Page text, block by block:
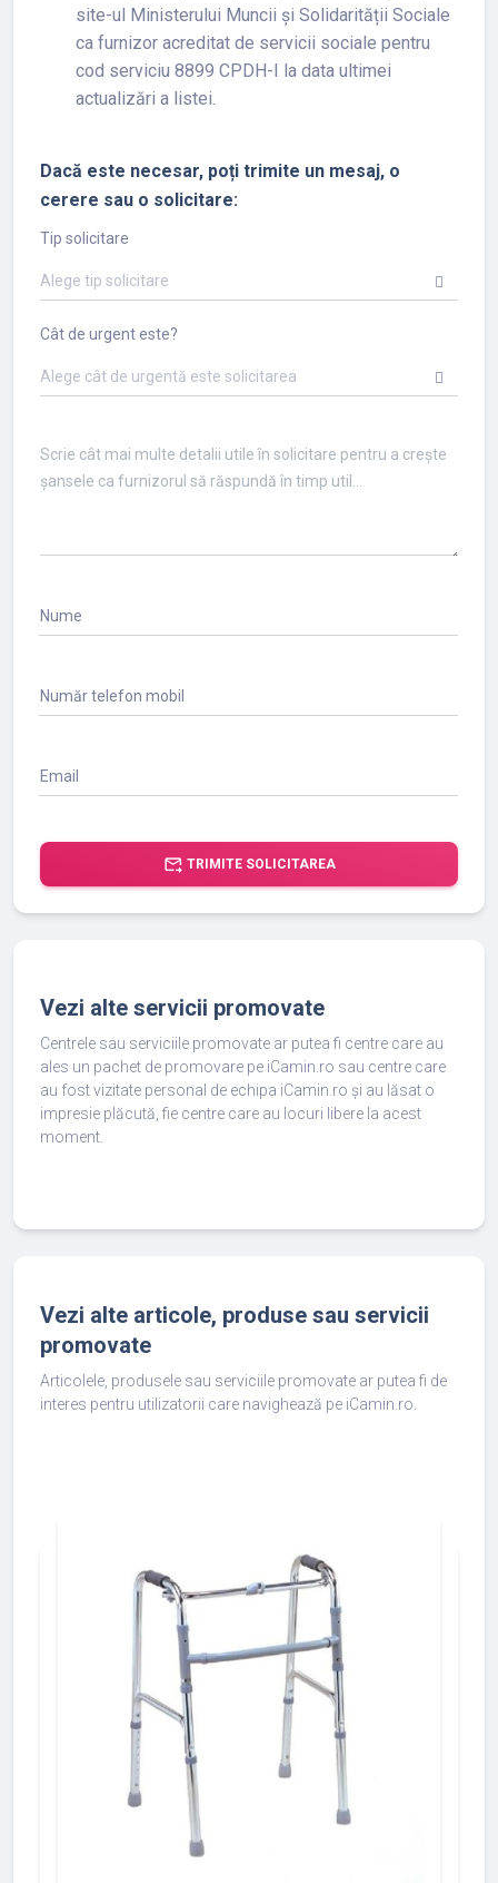
site-ul Ministerului Muncii și Solidarității Sociale
ca furnizor acreditat de servicii sociale pentru
cod serviciu 8899 CPDH-I la data ultimei
actualizări a listei.
Dacă este necesar, poți trimite un mesaj, o
cerere sau o solicitare:
Tip solicitare
Alege tip solicitare
Cât de urgent este?
Alege cât de urgentă este solicitarea
Nume
Număr telefon mobil
Email
forward_to_inbox TRIMITE SOLICITAREA
Vezi alte servicii promovate
Centrele sau serviciile promovate ar putea fi centre care au
ales un pachet de promovare pe iCamin.ro sau centre care
au fost vizitate personal de echipa iCamin.ro și au lăsat o
impresie plăcută, fie centre care au locuri libere la acest
moment.
Vezi alte articole, produse sau servicii
promovate
Articolele, produsele sau serviciile promovate ar putea fi de
interes pentru utilizatorii care navighează pe iCamin.ro.